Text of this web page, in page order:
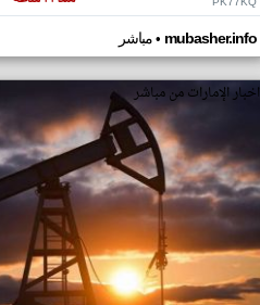
مباشر• mubasher.info
اخبار الإمارات من مباشر